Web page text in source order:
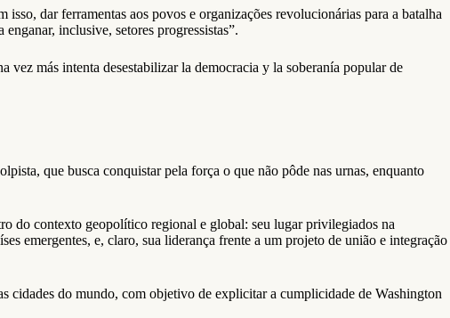
dar ferramentas aos povos e organizações revolucionárias para a batalha
inclusive, setores progressistas”.
más intenta desestabilizar la democracia y la soberanía popular de
que busca conquistar pela força o que não pôde nas urnas, enquanto
do contexto geopolítico regional e global: seu lugar privilegiados na
emergentes, e, claro, sua liderança frente a um projeto de união e integração
cidades do mundo, com objetivo de explicitar a cumplicidade de Washington